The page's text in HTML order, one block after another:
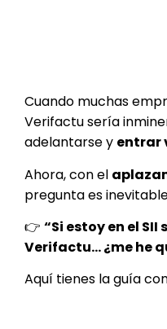
Cuando muchas
Verifactu sería
adelantarse y entrar
Ahora, con el
pregunta es
👉 “Si estoy en el
Verifactu… ¿me he
Aquí tienes la guía